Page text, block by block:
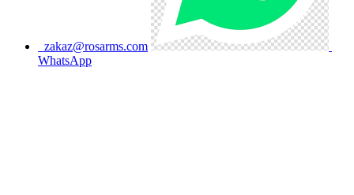
zakaz@rosarms.com
WhatsApp